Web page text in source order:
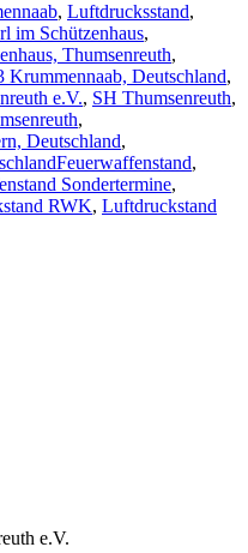
, Luftdrucksstand,
im Schützenhaus,
Thumsenreuth,
Krummennaab, Deutschland,
e.V., SH Thumsenreuth,
,
Deutschland,
Feuerwaffenstand,
Sondertermine,
RWK, Luftdruckstand
e.V.